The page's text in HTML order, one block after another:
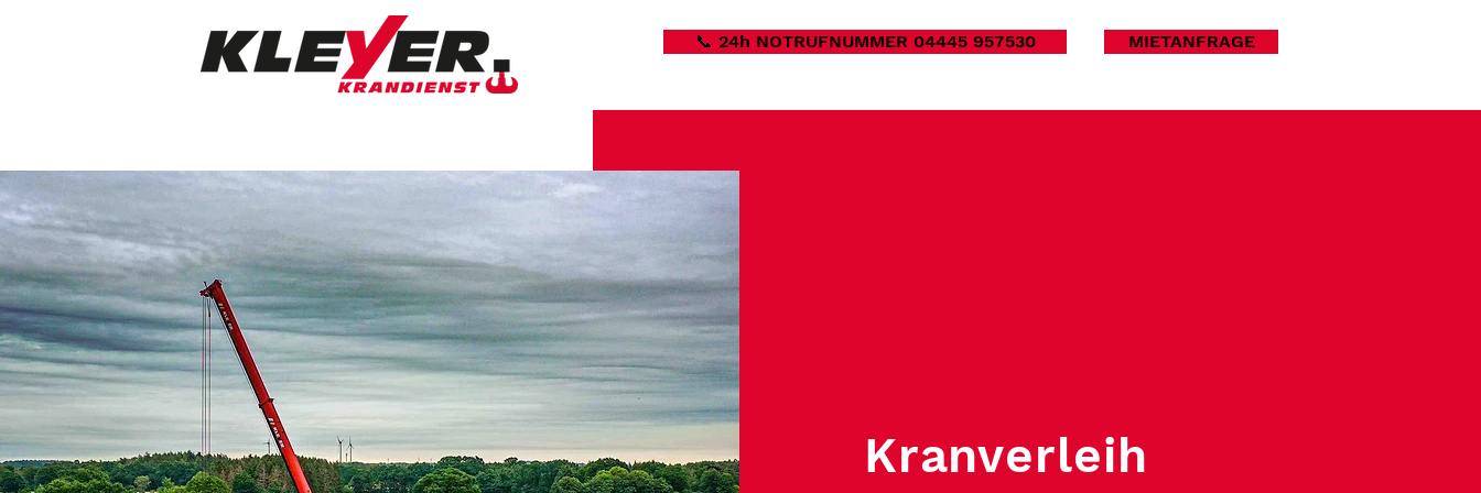
📞 24h NOTRUFNUMMER 04445 957530 MIETANFRAGE
Kranverleih